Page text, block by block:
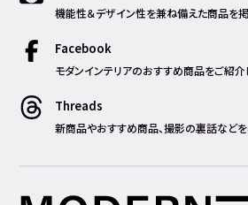
機能性＆デザイン性を兼ね備えた商品を掲
Facebook
モダンインテリアのおすすめ商品をご紹介
Threads
新商品やおすすめ商品、撮影の裏話などを